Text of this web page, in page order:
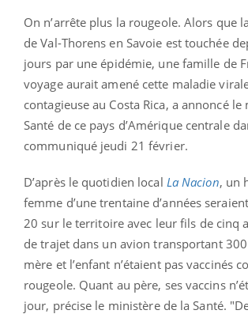
On n’arrête plus la rougeole. Alors que
de Val-Thorens en Savoie est touchée
jours par une épidémie, une famille de
voyage aurait amené cette maladie
contagieuse au Costa Rica, a annoncé
Santé de ce pays d’Amérique centrale
communiqué jeudi 21 février.
D’après le quotidien local La Nacion, un
femme d’une trentaine d’années
20 sur le territoire avec leur fils de cinq
de trajet dans un avion transportant 300
mère et l’enfant n’étaient pas vaccinés
rougeole. Quant au père, ses vaccins
jour, précise le ministère de la Santé.